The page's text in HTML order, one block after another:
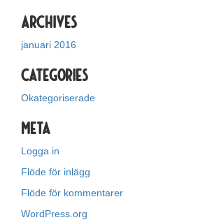
Archives
januari 2016
Categories
Okategoriserade
Meta
Logga in
Flöde för inlägg
Flöde för kommentarer
WordPress.org